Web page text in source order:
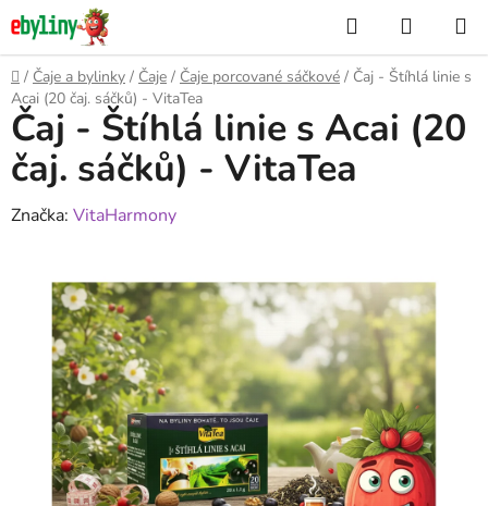
Přejít
na
obsah
Hledat
KOŠÍK
Domů
/ Čaje a bylinky / Čaje / Čaje porcované sáčkové / Čaj - Štíhlá linie s
Acai (20 čaj. sáčků) - VitaTea
Čaj - Štíhlá linie s Acai (20
čaj. sáčků) - VitaTea
Značka: VitaHarmony